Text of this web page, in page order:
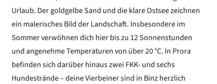
Urlaub. Der goldgelbe Sand und die klare Ostsee zeichnen
ein malerisches Bild der Landschaft. Insbesondere im
Sommer verwöhnen dich hier bis zu 12 Sonnenstunden
und angenehme Temperaturen von über 20 °C. In Prora
befinden sich darüber hinaus zwei FKK- und sechs
Hundestrände – deine Vierbeiner sind in Binz herzlich